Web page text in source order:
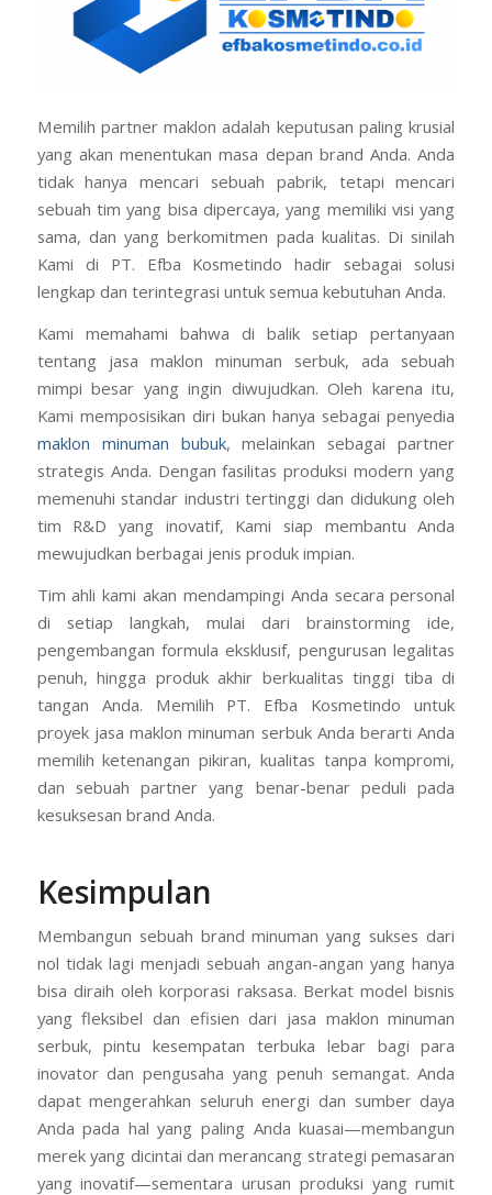
Memilih partner maklon adalah keputusan paling krusial
yang akan menentukan masa depan brand Anda. Anda
tidak hanya mencari sebuah pabrik, tetapi mencari
sebuah tim yang bisa dipercaya, yang memiliki visi yang
sama, dan yang berkomitmen pada kualitas. Di sinilah
Kami di PT. Efba Kosmetindo hadir sebagai solusi
lengkap dan terintegrasi untuk semua kebutuhan Anda.
Kami memahami bahwa di balik setiap pertanyaan
tentang jasa maklon minuman serbuk, ada sebuah
mimpi besar yang ingin diwujudkan. Oleh karena itu,
Kami memposisikan diri bukan hanya sebagai penyedia
maklon minuman bubuk, melainkan sebagai partner
strategis Anda. Dengan fasilitas produksi modern yang
memenuhi standar industri tertinggi dan didukung oleh
tim R&D yang inovatif, Kami siap membantu Anda
mewujudkan berbagai jenis produk impian.
Tim ahli kami akan mendampingi Anda secara personal
di setiap langkah, mulai dari brainstorming ide,
pengembangan formula eksklusif, pengurusan legalitas
penuh, hingga produk akhir berkualitas tinggi tiba di
tangan Anda. Memilih PT. Efba Kosmetindo untuk
proyek jasa maklon minuman serbuk Anda berarti Anda
memilih ketenangan pikiran, kualitas tanpa kompromi,
dan sebuah partner yang benar-benar peduli pada
kesuksesan brand Anda.
Kesimpulan
Membangun sebuah brand minuman yang sukses dari
nol tidak lagi menjadi sebuah angan-angan yang hanya
bisa diraih oleh korporasi raksasa. Berkat model bisnis
yang fleksibel dan efisien dari jasa maklon minuman
serbuk, pintu kesempatan terbuka lebar bagi para
inovator dan pengusaha yang penuh semangat. Anda
dapat mengerahkan seluruh energi dan sumber daya
Anda pada hal yang paling Anda kuasai—membangun
merek yang dicintai dan merancang strategi pemasaran
yang inovatif—sementara urusan produksi yang rumit